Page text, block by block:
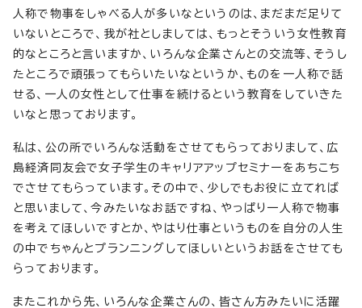
人称で物事をしゃべる人が多いなというのは、まだまだ足りて
いないところで、我が社としましては、もっとそういう女性教育
的なところと言いますか、いろんな企業さんとの交流等、そうし
たところで頑張ってもらいたいなというか、ものを一人称で話
せる、一人の女性として仕事を続けるという教育をしていきた
いなと思っております。
私は、公の所でいろんな活動をさせてもらっておりまして、広
島経済同友会で女子学生のキャリアアップセミナーをあちこち
でさせてもらっています。その中で、少しでもお役に立てれば
と思いまして、今みたいなお話ですね、やっぱり一人称で物事
を考えてほしいですとか、やはり仕事というものを自分の人生
の中でちゃんとプランニングしてほしいというお話をさせても
らっております。
またこれから先、いろんな企業さんの、皆さん方みたいに活躍